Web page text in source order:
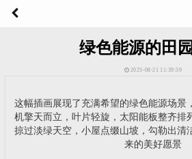
绿色能源的田
2025-08-21 11:39:59
这幅插画展现了充满希望的绿色能源场景
机擎天而立，叶片轻旋，太阳能板整齐排
掠过淡绿天空，小屋点缀山坡，勾勒出清
来的美好愿景